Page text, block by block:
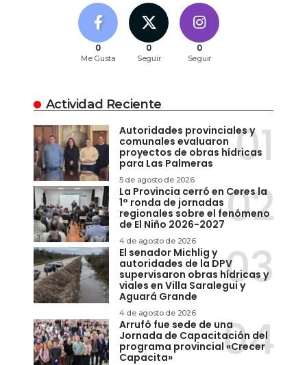
0
Me Gusta
0
Seguir
0
Seguir
Actividad Reciente
Autoridades provinciales y
comunales evaluaron
proyectos de obras hídricas
para Las Palmeras
5 de agosto de 2026
La Provincia cerró en Ceres la
1° ronda de jornadas
regionales sobre el fenómeno
de El Niño 2026-2027
4 de agosto de 2026
El senador Michlig y
autoridades de la DPV
supervisaron obras hídricas y
viales en Villa Saralegui y
Aguará Grande
4 de agosto de 2026
Arrufó fue sede de una
Jornada de Capacitación del
programa provincial «Crecer
Capacita»